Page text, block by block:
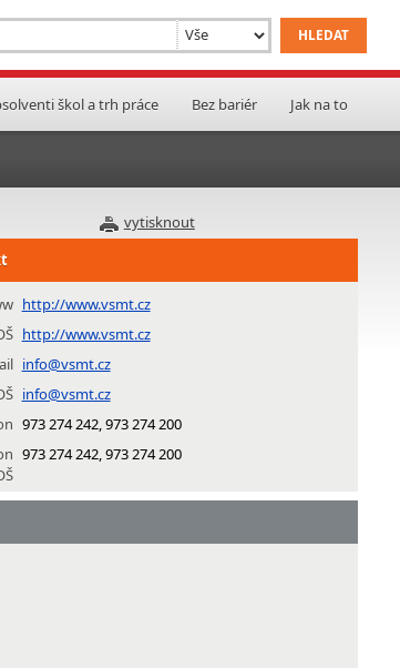
škol a trh práce Bez bariér Jak na to
vytisknout
http://www.vsmt.cz
http://www.vsmt.cz
info@vsmt.cz
info@vsmt.cz
973 274 242, 973 274 200
973 274 242, 973 274 200